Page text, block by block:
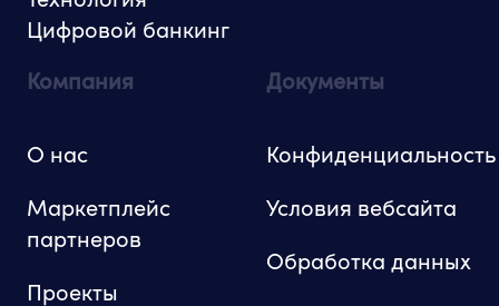
Цифровой банкинг
Компания
О нас
Маркетплейс
партнеров
Проекты
Документы
Конфиденциальность
Условия вебсайта
Обработка данных